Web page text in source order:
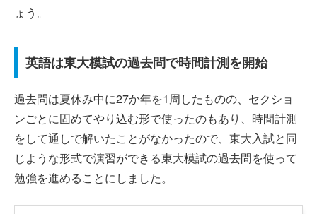
ょう。
英語は東大模試の過去問で時間計測を開始
過去問は夏休み中に27か年を1周したものの、セクショ
ンごとに固めてやり込む形で使ったのもあり、時間計測
をして通しで解いたことがなかったので、東大入試と同
じような形式で演習ができる東大模試の過去問を使って
勉強を進めることにしました。